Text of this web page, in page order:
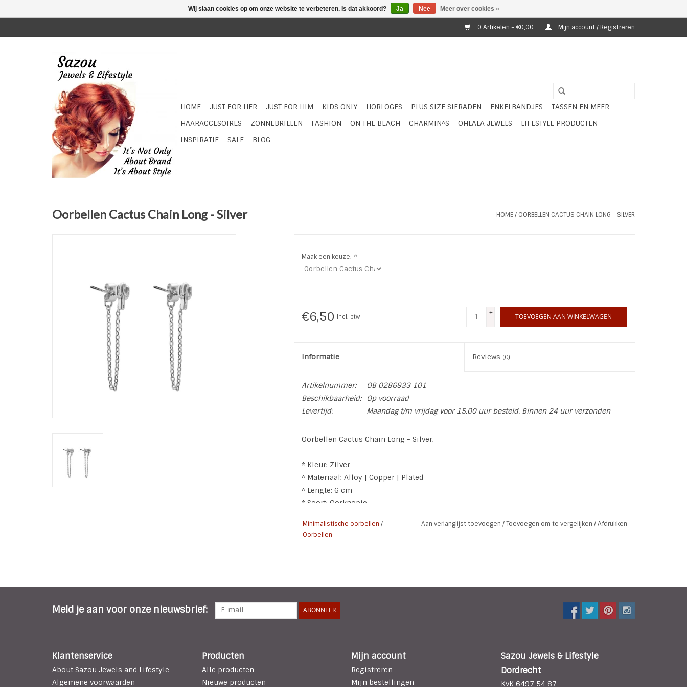
0 Artikelen - €0,00 Mijn account / Registreren
HOME JUST FOR HER JUST FOR HIM KIDS ONLY HORLOGES PLUS SIZE SIERADEN ENKELBANDJES
TASSEN EN MEER
HAARACCESOIRES
ZONNEBRILLEN FASHION ON THE BEACH CHARMIN*S OHLALA JEWELS
LIFESTYLE PRODUCTEN
INSPIRATIE
SALE BLOG
Oorbellen Cactus Chain Long - Silver HOME/ OORBELLEN CACTUS CHAIN LONG - SILVER
Maak een keuze: *
€6,50 Incl. btw
+
-
TOEVOEGEN AAN WINKELWAGEN
Informatie Reviews (0)
Artikelnummer:
OB 0286933 101
Beschikbaarheid:
Op voorraad
Levertijd:
Maandag t/m vrijdag voor 15.00 uur besteld. Binnen 24 uur verzonden
Oorbellen Cactus Chain Long - Silver.
* Kleur: Zilver
* Materiaal: Alloy | Copper | Plated
* Lengte: 6 cm
* Soort: Oorknopje
Minimalistische oorbellen /
Oorbellen
Aan verlanglijst toevoegen /Toevoegen om te vergelijken /Afdrukken
Meld je aan voor onze nieuwsbrief: ABONNEER
Klantenservice
About Sazou Jewels and Lifestyle
Algemene voorwaarden
Producten
Alle producten
Nieuwe producten
Mijn account
Registreren
Mijn bestellingen
Sazou Jewels & Lifestyle
Dordrecht
KvK 6497 54 87
Wij slaan cookies op om onze website te verbeteren. Is dat akkoord? Ja Nee Meer over cookies »